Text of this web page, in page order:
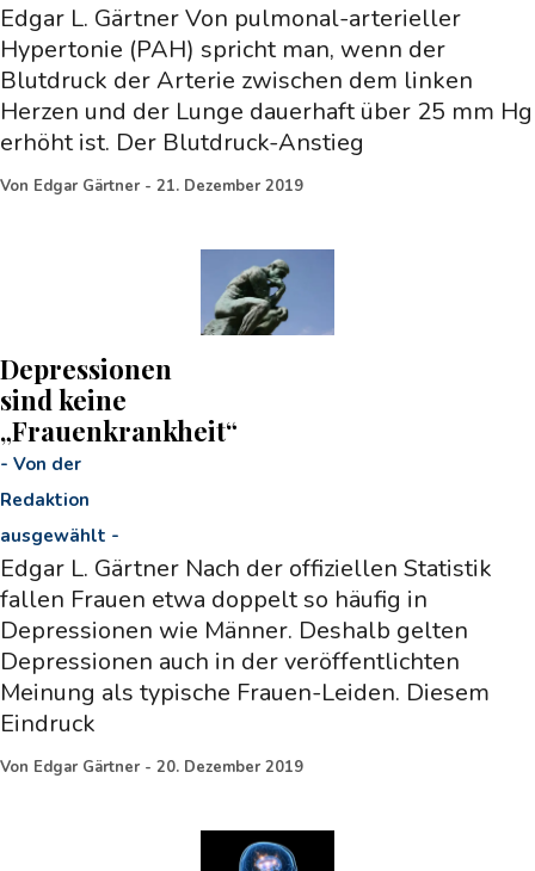
Edgar L. Gärtner Von pulmonal-arterieller
Hypertonie (PAH) spricht man, wenn der
Blutdruck der Arterie zwischen dem linken
Herzen und der Lunge dauerhaft über 25 mm Hg
erhöht ist. Der Blutdruck-Anstieg
Von Edgar Gärtner - 21. Dezember 2019
Depressionen
sind keine
„Frauenkrankheit“
- Von der
Redaktion
ausgewählt -
Edgar L. Gärtner Nach der offiziellen Statistik
fallen Frauen etwa doppelt so häufig in
Depressionen wie Männer. Deshalb gelten
Depressionen auch in der veröffentlichten
Meinung als typische Frauen-Leiden. Diesem
Eindruck
Von Edgar Gärtner - 20. Dezember 2019